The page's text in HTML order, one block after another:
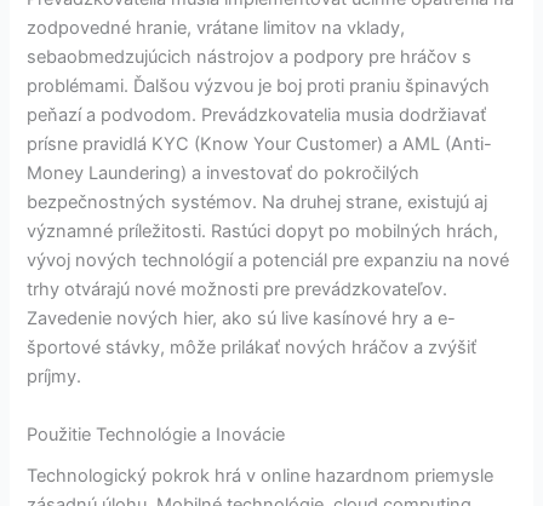
zodpovedné hranie, vrátane limitov na vklady,
sebaobmedzujúcich nástrojov a podpory pre hráčov s
problémami. Ďalšou výzvou je boj proti praniu špinavých
peňazí a podvodom. Prevádzkovatelia musia dodržiavať
prísne pravidlá KYC (Know Your Customer) a AML (Anti-
Money Laundering) a investovať do pokročilých
bezpečnostných systémov. Na druhej strane, existujú aj
významné príležitosti. Rastúci dopyt po mobilných hrách,
vývoj nových technológií a potenciál pre expanziu na nové
trhy otvárajú nové možnosti pre prevádzkovateľov.
Zavedenie nových hier, ako sú live kasínové hry a e-
športové stávky, môže prilákať nových hráčov a zvýšiť
príjmy.
Použitie Technológie a Inovácie
Technologický pokrok hrá v online hazardnom priemysle